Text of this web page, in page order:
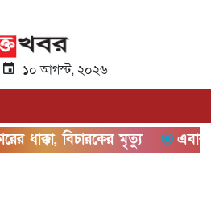
১০ আগস্ট, ২০২৬
বিচারকের মৃত্যু এবার